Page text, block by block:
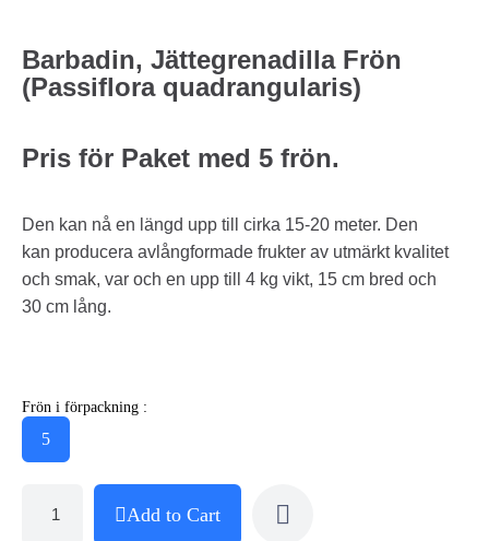
Barbadin, Jättegrenadilla Frön
(Passiflora quadrangularis)
Pris för Paket med 5 frön.
Den kan nå en längd upp till cirka 15-20 meter. Den
kan producera avlångformade frukter av utmärkt kvalitet
och smak, var och en upp till 4 kg vikt, 15 cm bred och
30 cm lång.
Frön i förpackning :
5
Add to Cart